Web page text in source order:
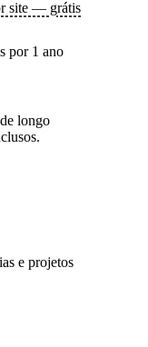
site — grátis
por 1 ano
longo
e projetos